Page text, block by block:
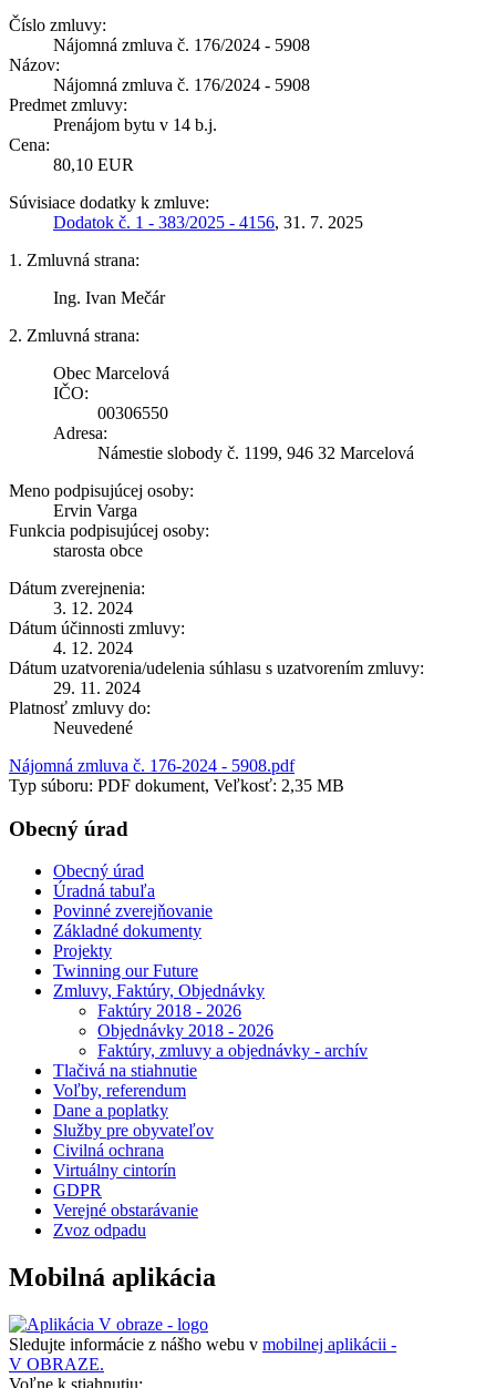
Číslo zmluvy:
Nájomná zmluva č. 176/2024 - 5908
Názov:
Nájomná zmluva č. 176/2024 - 5908
Predmet zmluvy:
Prenájom bytu v 14 b.j.
Cena:
80,10 EUR
Súvisiace dodatky k zmluve:
Dodatok č. 1 - 383/2025 - 4156, 31. 7. 2025
1. Zmluvná strana:
Ing. Ivan Mečár
2. Zmluvná strana:
Obec Marcelová
IČO:
00306550
Adresa:
Námestie slobody č. 1199, 946 32 Marcelová
Meno podpisujúcej osoby:
Ervin Varga
Funkcia podpisujúcej osoby:
starosta obce
Dátum zverejnenia:
3. 12. 2024
Dátum účinnosti zmluvy:
4. 12. 2024
Dátum uzatvorenia/udelenia súhlasu s uzatvorením zmluvy:
29. 11. 2024
Platnosť zmluvy do:
Neuvedené
Nájomná zmluva č. 176-2024 - 5908.pdf
Typ súboru: PDF dokument, Veľkosť: 2,35 MB
Obecný úrad
Obecný úrad
Úradná tabuľa
Povinné zverejňovanie
Základné dokumenty
Projekty
Twinning our Future
Zmluvy, Faktúry, Objednávky
Faktúry 2018 - 2026
Objednávky 2018 - 2026
Faktúry, zmluvy a objednávky - archív
Tlačivá na stiahnutie
Voľby, referendum
Dane a poplatky
Služby pre obyvateľov
Civilná ochrana
Virtuálny cintorín
GDPR
Verejné obstarávanie
Zvoz odpadu
Mobilná aplikácia
Sledujte informácie z nášho webu v mobilnej aplikácii -
V OBRAZE.